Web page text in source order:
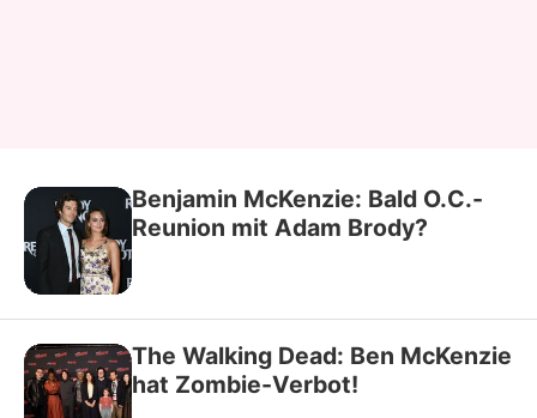
Benjamin McKenzie: Bald O.C.-
Reunion mit Adam Brody?
The Walking Dead: Ben McKenzie
hat Zombie-Verbot!